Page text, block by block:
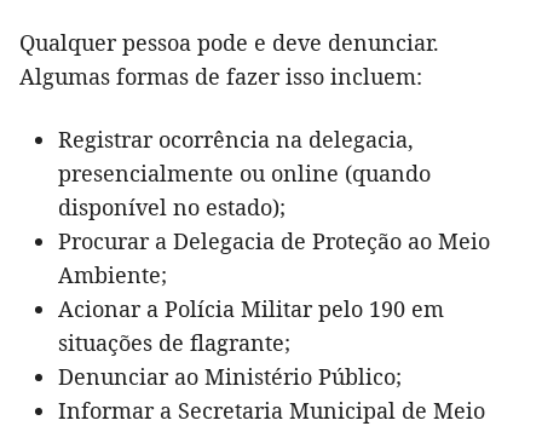
Qualquer pessoa pode e deve denunciar.
Algumas formas de fazer isso incluem:
Registrar ocorrência na delegacia,
presencialmente ou online (quando
disponível no estado);
Procurar a Delegacia de Proteção ao Meio
Ambiente;
Acionar a Polícia Militar pelo 190 em
situações de flagrante;
Denunciar ao Ministério Público;
Informar a Secretaria Municipal de Meio